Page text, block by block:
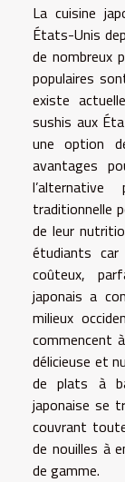
La cuisine
États-Unis
de nombreux
populaires
existe
sushis aux
une option
avantages
traditionnelle
de leur
étudiants car
coûteux,
japonais a
milieux
commencent
délicieuse et
de plats à
japonaise se
couvrant
de nouilles à
de gamme.